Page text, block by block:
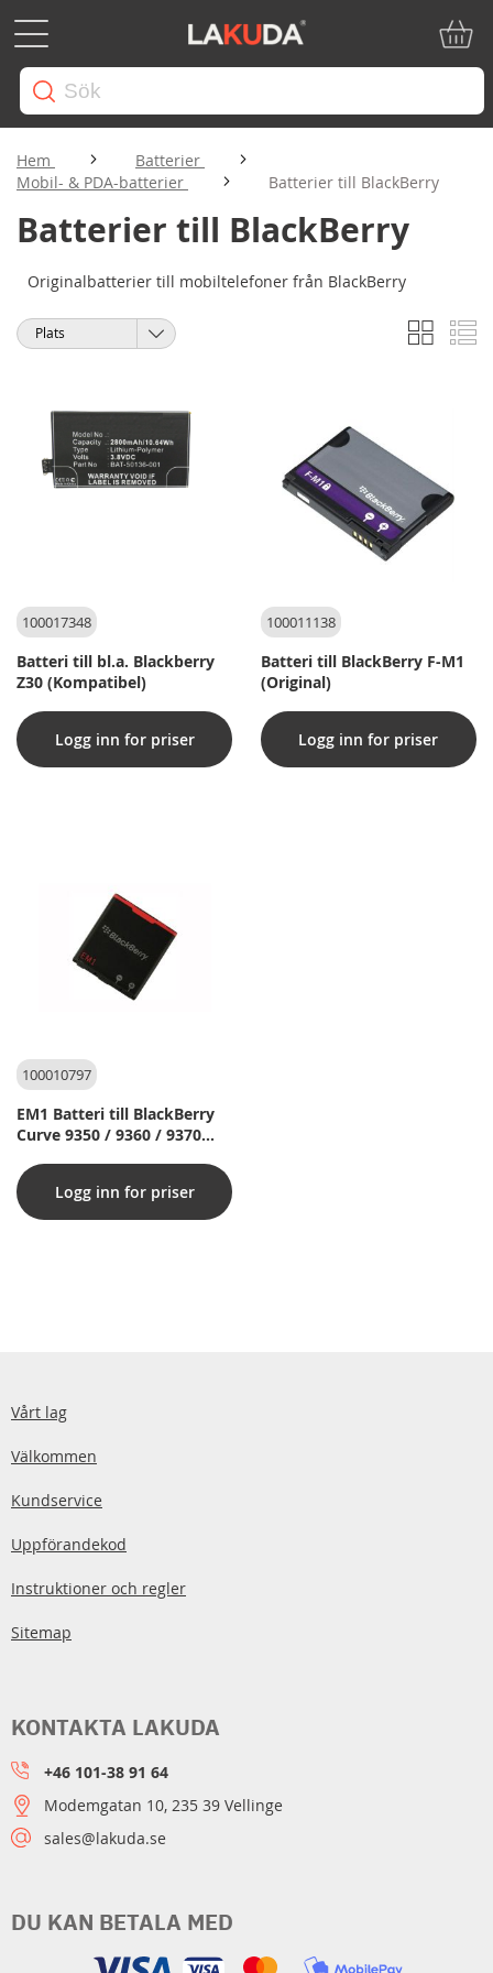
Hem
Batterier
Mobil- & PDA-batterier
Batterier till BlackBerry
Batterier till BlackBerry
Originalbatterier till mobiltelefoner från BlackBerry
Visa
som
Rutnät
Sortera
100017348
Batteri till bl.a. Blackberry
Z30 (Kompatibel)
Logg inn for priser
100011138
Batteri till BlackBerry F-M1
(Original)
Logg inn for priser
100010797
EM1 Batteri till BlackBerry
Curve 9350 / 9360 / 9370
Logg inn for priser
Vårt lag
Välkommen
Kundservice
Uppförandekod
Instruktioner och regler
Sitemap
DU KAN BETALA MED
KONTAKTA LAKUDA
+46 101-38 91 64
Modemgatan 10, 235 39 Vellinge
sales@lakuda.se